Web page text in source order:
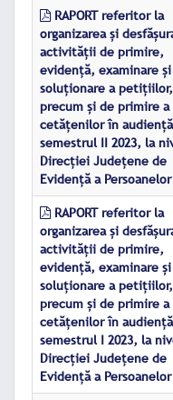
RAPORT referitor la
organizarea şi
activităţii de primire,
evidenţă, examinare şi
soluţionare a petiţiilor,
precum şi de primire a
cetăţenilor în
semestrul II 2023, la
Direcţiei Judeţene de
Evidenţă a
RAPORT referitor la
organizarea şi
activităţii de primire,
evidenţă, examinare şi
soluţionare a petiţiilor,
precum şi de primire a
cetăţenilor în
semestrul I 2023, la
Direcţiei Judeţene de
Evidenţă a